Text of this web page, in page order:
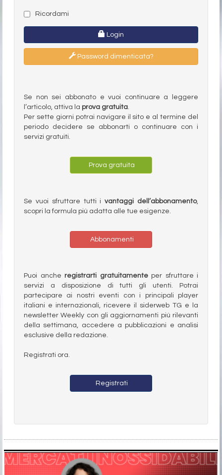
Ricordami
Login
Password dimenticata?
Se non sei abbonato e vuoi continuare a leggere
l’articolo, attiva la prova gratuita.
Per sette giorni potrai navigare il sito e al termine del
periodo decidere se abbonarti o continuare con i
servizi gratuiti.
Prova gratuita
Se vuoi sfruttare tutti ivantaggi dell’abbonamento,
scopri la formula più adatta alle tue esigenze.
Abbonamenti
Puoi anche registrarti gratuitamenteper sfruttare i
servizi a disposizione di tutti gli utenti. Potrai
partecipare ai nostri eventi con i principali player
italiani e internazionali, ricevere il siderweb TG e la
newsletter Weekly con gli aggiornamenti più rilevanti
della settimana, accedere a pubblicazioni e analisi
esclusive della redazione.
Registrati ora.
Registrati